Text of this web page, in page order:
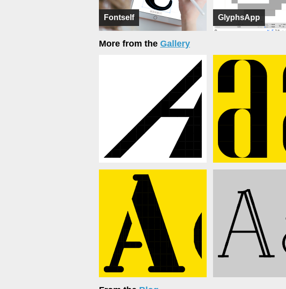
Fontself GlyphsApp
More from the Gallery